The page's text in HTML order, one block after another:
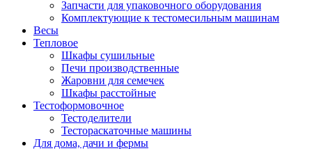
Запчасти для упаковочного оборудования
Комплектующие к тестомесильным машинам
Весы
Тепловое
Шкафы сушильные
Печи производственные
Жаровни для семечек
Шкафы расстойные
Тестоформовочное
Тестоделители
Тестораскаточные машины
Для дома, дачи и фермы